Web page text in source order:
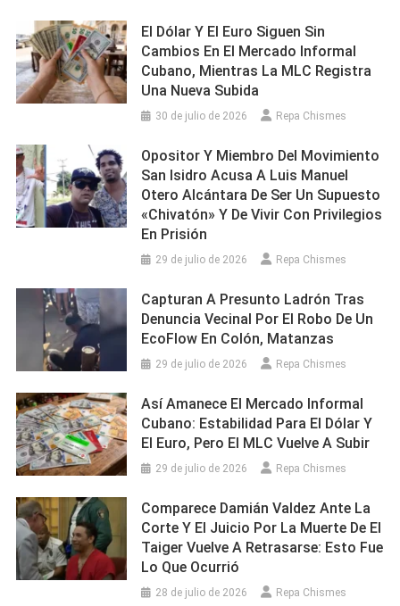
El Dólar Y El Euro Siguen Sin
Cambios En El Mercado Informal
Cubano, Mientras La MLC Registra
Una Nueva Subida
30 de julio de 2026 Repa Chismes
Opositor Y Miembro Del Movimiento
San Isidro Acusa A Luis Manuel
Otero Alcántara De Ser Un Supuesto
«chivatón» Y De Vivir Con Privilegios
En Prisión
29 de julio de 2026 Repa Chismes
Capturan A Presunto Ladrón Tras
Denuncia Vecinal Por El Robo De Un
EcoFlow En Colón, Matanzas
29 de julio de 2026 Repa Chismes
Así Amanece El Mercado Informal
Cubano: Estabilidad Para El Dólar Y
El Euro, Pero El MLC Vuelve A Subir
29 de julio de 2026 Repa Chismes
Comparece Damián Valdez Ante La
Corte Y El Juicio Por La Muerte De El
Taiger Vuelve A Retrasarse: Esto Fue
Lo Que Ocurrió
28 de julio de 2026 Repa Chismes